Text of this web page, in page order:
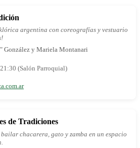
argentina con coreografías y vestuario
González y Mariela Montanari
(Salón Parroquial)
de Tradiciones
chacarera, gato y zamba en un espacio